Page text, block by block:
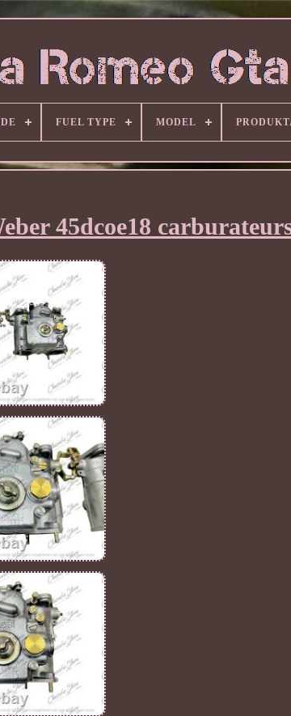
FUEL TYPE MODEL
45dcoe18